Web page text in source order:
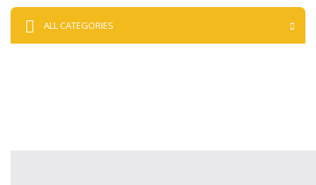
ALL CATEGORIES